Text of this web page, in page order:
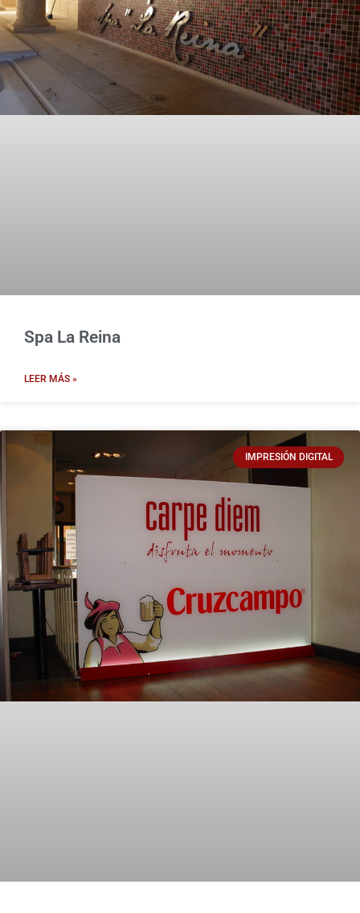
Spa La Reina
LEER MÁS »
IMPRESIÓN DIGITAL